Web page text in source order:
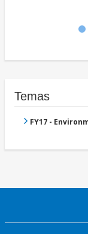
Temas
FY17 -